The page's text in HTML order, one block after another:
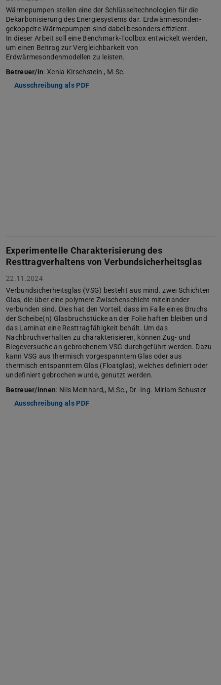
Wärmepumpen stellen eine der Schlüsseltechnologien für die
Dekarbonisierung des Energiesystems dar. Erdwärmesonden-
gekoppelte Wärmepumpen sind dabei besonders effizient.
In dieser Arbeit soll eine Benchmark-Toolbox entwickelt werden,
um einen Beitrag zur Vergleichbarkeit von
Erdwärmesondenmodellen zu leisten.
Betreuer/in: Xenia Kirschstein , M.Sc.
Ausschreibung als PDF
Experimentelle Charakterisierung des
Resttragverhaltens von Verbundsicherheitsglas
22.11.2024
Verbundsicherheitsglas (VSG) besteht aus mind. zwei Schichten
Glas, die über eine polymere Zwischenschicht miteinander
verbunden sind. Dies hat den Vorteil, dass im Falle eines Bruchs
der Scheibe(n) Glasbruchstücke an der Folie haften bleiben und
das Laminat eine Resttragfähigkeit behält. Um das
Nachbruchverhalten zu charakterisieren, können Zug- und
Biegeversuche an gebrochenem VSG durchgeführt werden. Dazu
kann VSG aus thermisch vorgespanntem Glas oder aus
thermisch entspanntem Glas (Floatglas), welches definiert oder
undefiniert gebrochen wurde, genutzt werden.
Betreuer/innen: Nils Meinhard,, M.Sc., Dr.-Ing. Miriam Schuster
Ausschreibung als PDF